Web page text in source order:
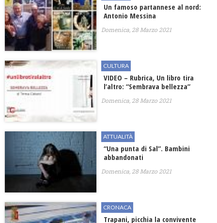
Un famoso partannese al nord:
Antonio Messina
Domenica, 28 Marzo 2021
CULTURA
VIDEO – Rubrica, Un libro tira
l’altro: “Sembrava bellezza”
Domenica, 28 Marzo 2021
ATTUALITÀ
“Una punta di Sal”. Bambini
abbandonati
Domenica, 28 Marzo 2021
CRONACA
Trapani, picchia la convivente